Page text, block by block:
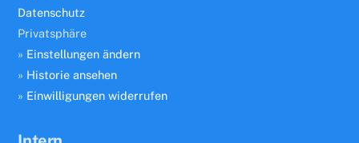
Datenschutz
Privatsphäre
» Einstellungen ändern
» Historie ansehen
» Einwilligungen widerrufen